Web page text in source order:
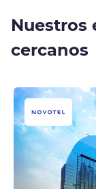
Nuestros
cercanos